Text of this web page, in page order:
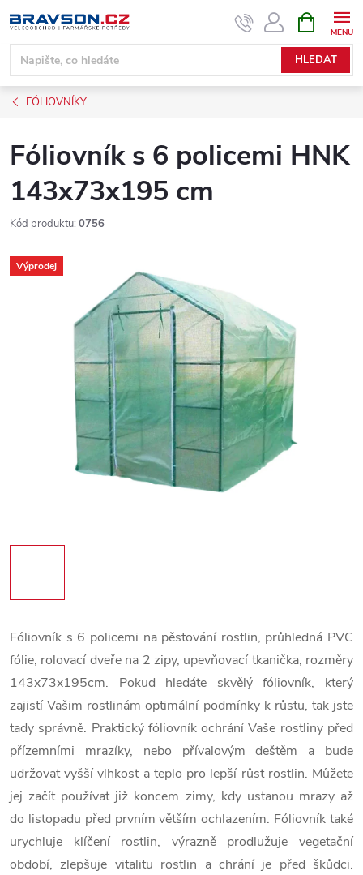
na
obsah
HLEDAT
NÁKUPNÍ
KOŠÍK
FÓLIOVNÍKY
Fóliovník s 6 policemi HNK
143x73x195 cm
Kód produktu: 0756
Výprodej
Fóliovník s 6 policemi na pěstování rostlin, průhledná PVC
fólie, rolovací dveře na 2 zipy, upevňovací tkanička, rozměry
143x73x195cm. Pokud hledáte skvělý fóliovník, který
zajistí Vašim rostlinám optimální podmínky k růstu, tak jste
tady správně. Praktický fóliovník ochrání Vaše rostliny před
přízemními mrazíky, nebo přívalovým deštěm a bude
udržovat vyšší vlhkost a teplo pro lepší růst rostlin. Můžete
jej začít používat již koncem zimy, kdy ustanou mrazy až
do listopadu před prvním větším ochlazením. Fóliovník také
urychluje klíčení rostlin, výrazně prodlužuje vegetační
období, zlepšuje vitalitu rostlin a chrání je před škůdci.